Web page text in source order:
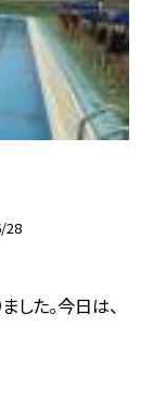
28
した。今日は、